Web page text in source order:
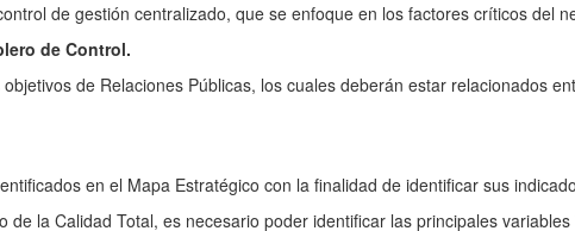
de gestión centralizado, que se enfoque en los factores críticos del
de Control.
de Relaciones Públicas, los cuales deberán estar relacionados
en el Mapa Estratégico con la finalidad de identificar sus
la Calidad Total, es necesario poder identificar las principales